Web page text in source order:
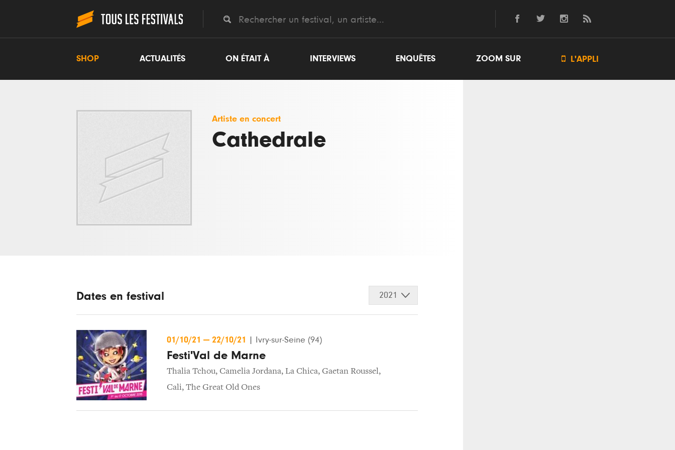
SHOP ACTUALITÉS ON ÉTAIT À INTERVIEWS ENQUÊTES ZOOM SUR  L'APPLI
Artiste en concert
Cathedrale
Dates en festival 2021
01/10/21 — 22/10/21 Ivry-sur-Seine (94)
Festi'Val de Marne
Thalia Tchou, Camelia Jordana, La Chica, Gaetan Roussel,
Cali, The Great Old Ones